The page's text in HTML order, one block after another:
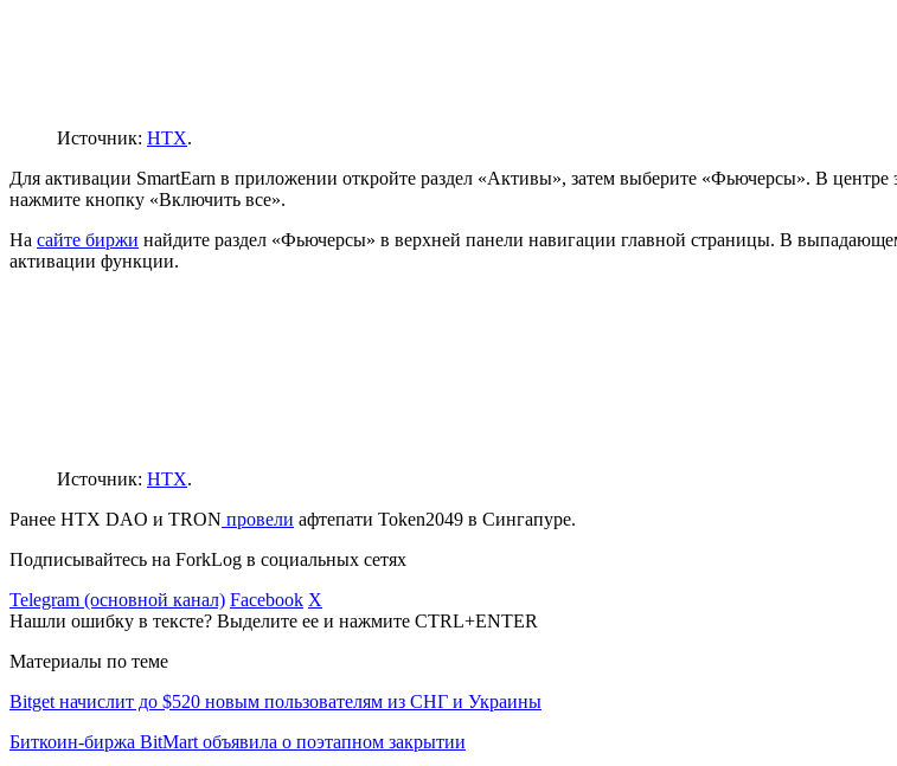
Источник: HTX.
Для активации SmartEarn в приложении откройте раздел «Активы», затем выберите «Фьючерсы». В
нажмите кнопку «Включить все».
На сайте биржи найдите раздел «Фьючерсы» в верхней панели навигации главной страницы. В
активации функции.
Источник: HTX.
Ранее HTX DAO и TRON провели афтепати Token2049 в Сингапуре.
Подписывайтесь на ForkLog в социальных сетях
Telegram (основной канал) Facebook X
Нашли ошибку в тексте? Выделите ее и нажмите CTRL+ENTER
Материалы по теме
Bitget начислит до $520 новым пользователям из СНГ и Украины
Биткоин-биржа BitMart объявила о поэтапном закрытии